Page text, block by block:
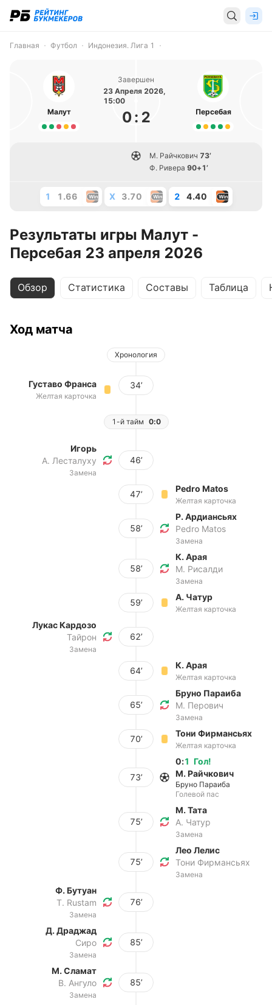
Главная Футбол Индонезия. Лига 1
Малут
Завершен
23 Апреля 2026,
15:00
0: 2 Персебая
М. Райчкович 73’
Ф. Ривера 90+1’
1 1.66 X 3.70 2 4.40
Результаты игры Малут -
Персебая 23 апреля 2026
Обзор Статистика Составы Таблица
Ход матча
Хронология
Густаво Франса
Желтая карточка
34’
1-й тайм 0:0
Игорь
А. Лесталуху
Замена
46’
47’
Pedro Matos
Желтая карточка
58’
Р. Ардиансьях
Pedro Matos
Замена
58’
К. Арая
М. Рисалди
Замена
59’
А. Чатур
Желтая карточка
Лукас Кардозо
Тайрон
Замена
62’
64’
К. Арая
Желтая карточка
65’
Бруно Параиба
М. Перович
Замена
70’
Тони Фирмансьях
Желтая карточка
73’
Гол!
0:1
М. Райчкович
Бруно Параиба
Голевой пас
75’
М. Тата
А. Чатур
Замена
75’
Лео Лелис
Тони Фирмансьях
Замена
Ф. Бутуан
T. Rustam
Замена
76’
Д. Драджад
Сиро
Замена
85’
М. Сламат
В. Ангуло
Замена
85’